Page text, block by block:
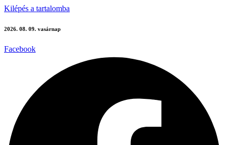
Kilépés a tartalomba
2026. 08. 09. vasárnap
Facebook